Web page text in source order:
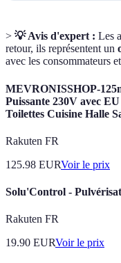
> 💡 Avis d'expert : Les
retour, ils représentent un
avec les consommateurs
MEVRONISSHOP-
Puissante 230V avec
Toilettes Cuisine Halle
Rakuten FR
125.98 EURVoir le prix
Solu'Control -
Rakuten FR
19.90 EURVoir le prix